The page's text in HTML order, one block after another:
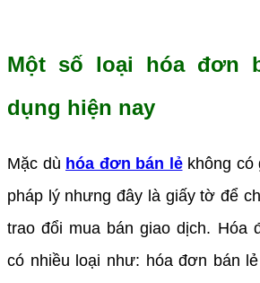
Một số loại hóa đơn
dụng hiện nay
Mặc dù hóa đơn bán lẻkhông có
pháp lý nhưng đây là giấy tờ để
trao đổi mua bán giao dịch. Hóa
có nhiều loại như: hóa đơn bán